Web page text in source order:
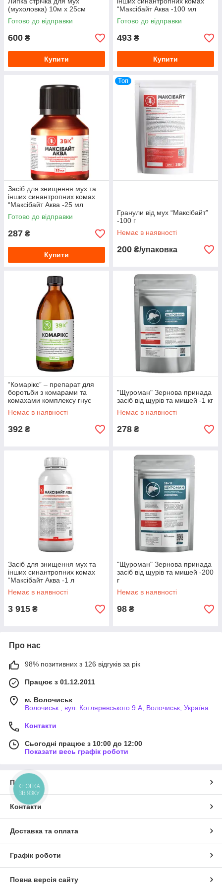
(мухоловка) 10м x 25см
Готово до відправки
600 ₴
Купити
“Максібайт Аква -100 мл
Готово до відправки
493 ₴
Купити
Засіб для знищення мух та
інших синантропних комах
“Максібайт Аква -25 мл
Готово до відправки
287 ₴
Купити
Топ
Гранули від мух “Максібайт”
-100 г
Немає в наявності
200 ₴/упаковка
“Комарікс” – препарат для
боротьби з комарами та
комахами комплексу гнус
-100 мл
Немає в наявності
392 ₴
"Щуроман" Зернова принада
засіб від щурів та мишей -1 кг
Немає в наявності
278 ₴
Засіб для знищення мух та
інших синантропних комах
“Максібайт Аква -1 л
Немає в наявності
3 915 ₴
"Щуроман" Зернова принада
засіб від щурів та мишей -200
г
Немає в наявності
98 ₴
Про нас
98% позитивних з 126 відгуків за рік
Працює з 01.12.2011
м. Волочиськ
Волочиськ , вул. Котляревського 9 А, Волочиськ, Україна
Контакти
Сьогодні працює з 10:00 до 12:00
Показати весь графік роботи
Про нас
Контакти
Доставка та оплата
Графік роботи
Повна версія сайту
КНОПКА
ЗВ'ЯЗКУ